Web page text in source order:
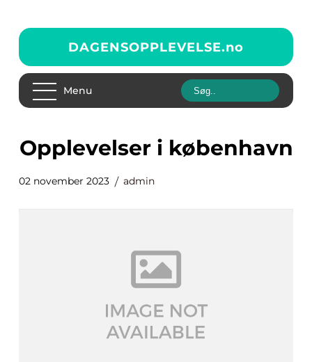
DAGENSOPPLEVELSE.no
Menu
opplevelser i københavn
02 november 2023 admin